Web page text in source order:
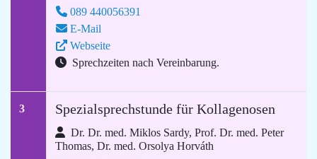
089 440056391
E-Mail
Webseite
Sprechzeiten nach Vereinbarung.
3 Spezialsprechstunde für Kollagenosen
Dr. Dr. med. Miklos Sardy, Prof. Dr. med. Peter
Thomas, Dr. med. Orsolya Horváth